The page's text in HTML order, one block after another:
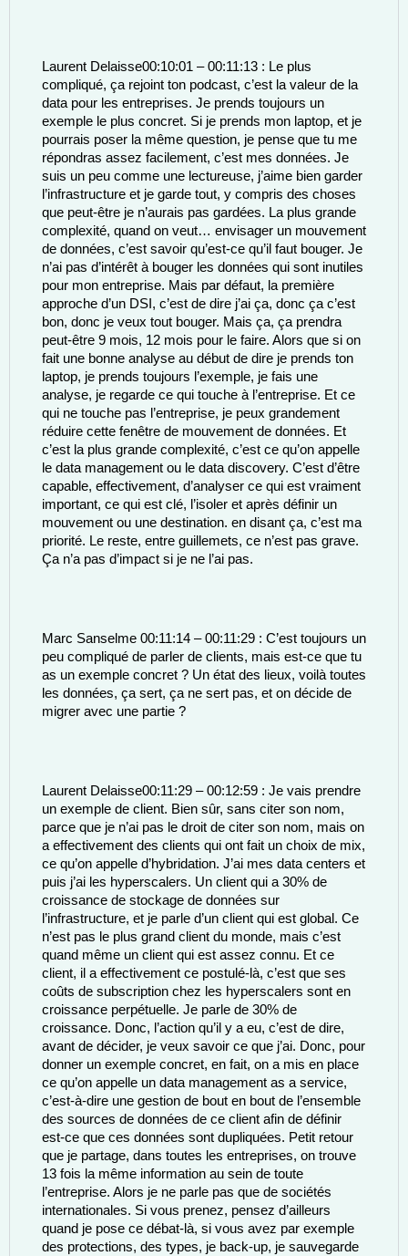
Laurent Delaisse00:10:01 – 00:11:13 : Le plus
compliqué, ça rejoint ton podcast, c’est la valeur de la
data pour les entreprises. Je prends toujours un
exemple le plus concret. Si je prends mon laptop, et je
pourrais poser la même question, je pense que tu me
répondras assez facilement, c’est mes données. Je
suis un peu comme une lectureuse, j’aime bien garder
l’infrastructure et je garde tout, y compris des choses
que peut-être je n’aurais pas gardées. La plus grande
complexité, quand on veut… envisager un mouvement
de données, c’est savoir qu’est-ce qu’il faut bouger. Je
n’ai pas d’intérêt à bouger les données qui sont inutiles
pour mon entreprise. Mais par défaut, la première
approche d’un DSI, c’est de dire j’ai ça, donc ça c’est
bon, donc je veux tout bouger. Mais ça, ça prendra
peut-être 9 mois, 12 mois pour le faire. Alors que si on
fait une bonne analyse au début de dire je prends ton
laptop, je prends toujours l’exemple, je fais une
analyse, je regarde ce qui touche à l’entreprise. Et ce
qui ne touche pas l’entreprise, je peux grandement
réduire cette fenêtre de mouvement de données. Et
c’est la plus grande complexité, c’est ce qu’on appelle
le data management ou le data discovery. C’est d’être
capable, effectivement, d’analyser ce qui est vraiment
important, ce qui est clé, l’isoler et après définir un
mouvement ou une destination. en disant ça, c’est ma
priorité. Le reste, entre guillemets, ce n’est pas grave.
Ça n’a pas d’impact si je ne l’ai pas.
Marc Sanselme 00:11:14 – 00:11:29 : C’est toujours un
peu compliqué de parler de clients, mais est-ce que tu
as un exemple concret ? Un état des lieux, voilà toutes
les données, ça sert, ça ne sert pas, et on décide de
migrer avec une partie ?
Laurent Delaisse00:11:29 – 00:12:59 : Je vais prendre
un exemple de client. Bien sûr, sans citer son nom,
parce que je n’ai pas le droit de citer son nom, mais on
a effectivement des clients qui ont fait un choix de mix,
ce qu’on appelle d’hybridation. J’ai mes data centers et
puis j’ai les hyperscalers. Un client qui a 30% de
croissance de stockage de données sur
l’infrastructure, et je parle d’un client qui est global. Ce
n’est pas le plus grand client du monde, mais c’est
quand même un client qui est assez connu. Et ce
client, il a effectivement ce postulé-là, c’est que ses
coûts de subscription chez les hyperscalers sont en
croissance perpétuelle. Je parle de 30% de
croissance. Donc, l’action qu’il y a eu, c’est de dire,
avant de décider, je veux savoir ce que j’ai. Donc, pour
donner un exemple concret, en fait, on a mis en place
ce qu’on appelle un data management as a service,
c’est-à-dire une gestion de bout en bout de l’ensemble
des sources de données de ce client afin de définir
est-ce que ces données sont dupliquées. Petit retour
que je partage, dans toutes les entreprises, on trouve
13 fois la même information au sein de toute
l’entreprise. Alors je ne parle pas que de sociétés
internationales. Si vous prenez, pensez d’ailleurs
quand je pose ce débat-là, si vous avez par exemple
des protections, des types, je back-up, je sauvegarde